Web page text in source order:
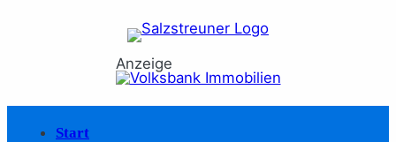
Anzeige
Start